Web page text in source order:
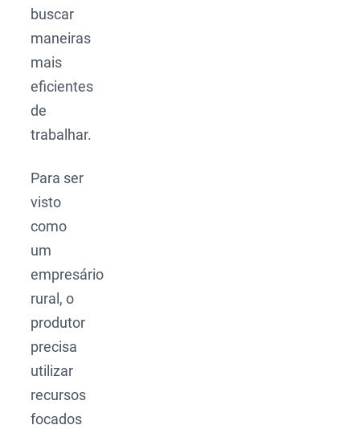
buscar
maneiras
mais
eficientes
de
trabalhar.
Para ser
visto
como
um
empresário
rural, o
produtor
precisa
utilizar
recursos
focados